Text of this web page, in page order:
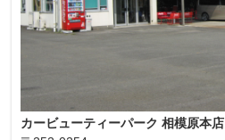
カービューティーパーク 相模原本店